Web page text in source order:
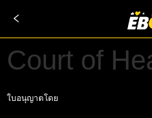
Court of
ใบอนุญาตโดย